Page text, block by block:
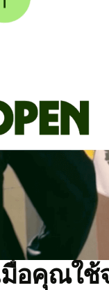
มื่อคุณใช้